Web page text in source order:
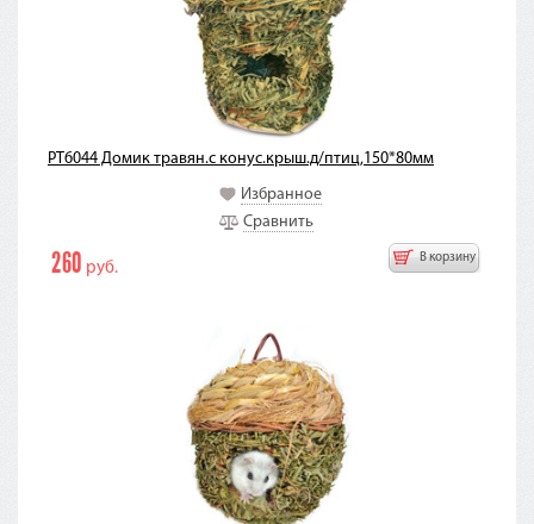
PT6044 Домик травян.с конус.крыш.д/птиц,150*80мм
Избранное
Сравнить
В корзину
260 руб.